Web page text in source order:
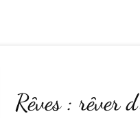
Rêves : rêver